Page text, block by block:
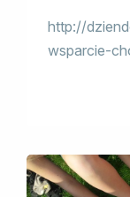
http://
wsparcie-